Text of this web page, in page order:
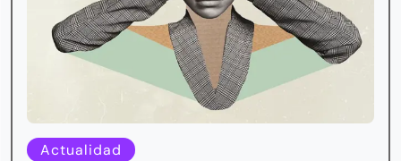
Actualidad